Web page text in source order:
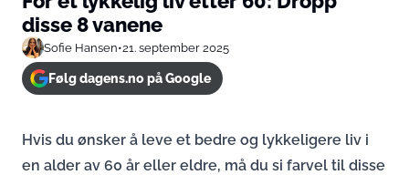
disse 8 vanene
Sofie Hansen•21. september 2025
Følg dagens.no på Google
Hvis du ønsker å leve et bedre og lykkeligere liv i
en alder av 60 år eller eldre, må du si farvel til disse